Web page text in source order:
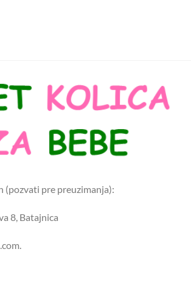
(pozvati pre preuzimanja):
8, Batajnica